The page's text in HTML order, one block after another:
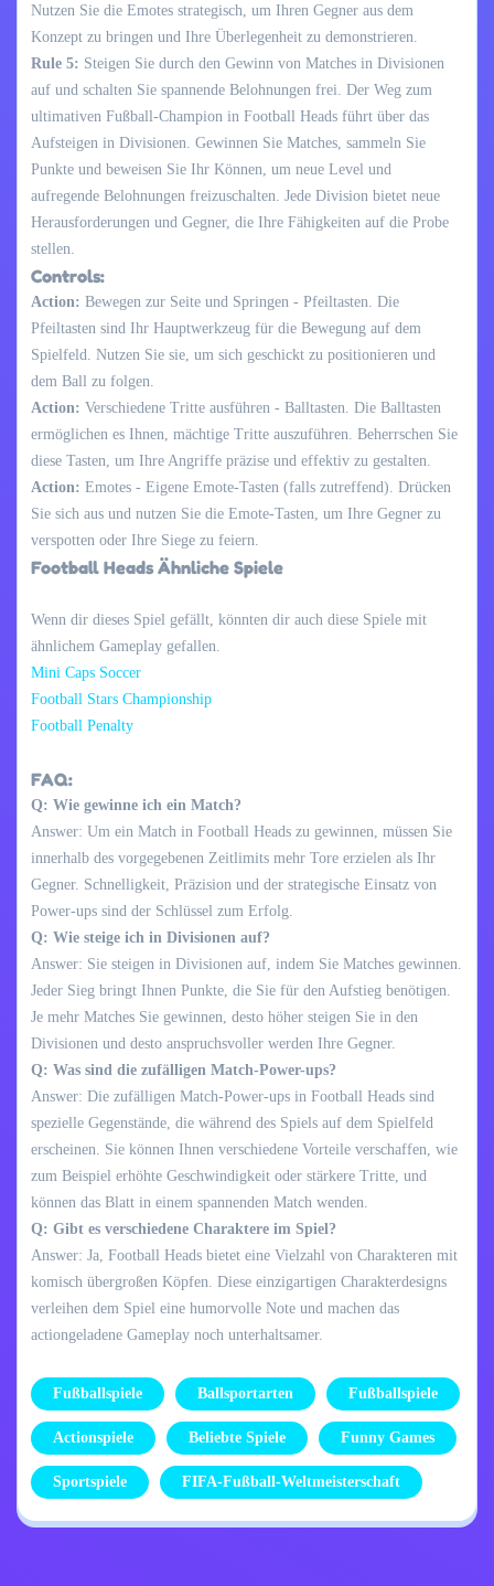
Nutzen Sie die Emotes strategisch, um Ihren Gegner aus dem
Konzept zu bringen und Ihre Überlegenheit zu demonstrieren.
Rule 5: Steigen Sie durch den Gewinn von Matches in Divisionen
auf und schalten Sie spannende Belohnungen frei. Der Weg zum
ultimativen Fußball-Champion in Football Heads führt über das
Aufsteigen in Divisionen. Gewinnen Sie Matches, sammeln Sie
Punkte und beweisen Sie Ihr Können, um neue Level und
aufregende Belohnungen freizuschalten. Jede Division bietet neue
Herausforderungen und Gegner, die Ihre Fähigkeiten auf die Probe
stellen.
Controls:
Action: Bewegen zur Seite und Springen - Pfeiltasten. Die
Pfeiltasten sind Ihr Hauptwerkzeug für die Bewegung auf dem
Spielfeld. Nutzen Sie sie, um sich geschickt zu positionieren und
dem Ball zu folgen.
Action: Verschiedene Tritte ausführen - Balltasten. Die Balltasten
ermöglichen es Ihnen, mächtige Tritte auszuführen. Beherrschen Sie
diese Tasten, um Ihre Angriffe präzise und effektiv zu gestalten.
Action: Emotes - Eigene Emote-Tasten (falls zutreffend). Drücken
Sie sich aus und nutzen Sie die Emote-Tasten, um Ihre Gegner zu
verspotten oder Ihre Siege zu feiern.
Football Heads Ähnliche Spiele
Wenn dir dieses Spiel gefällt, könnten dir auch diese Spiele mit
ähnlichem Gameplay gefallen.
Mini Caps Soccer
Football Stars Championship
Football Penalty
FAQ:
Q: Wie gewinne ich ein Match?
Answer: Um ein Match in Football Heads zu gewinnen, müssen Sie
innerhalb des vorgegebenen Zeitlimits mehr Tore erzielen als Ihr
Gegner. Schnelligkeit, Präzision und der strategische Einsatz von
Power-ups sind der Schlüssel zum Erfolg.
Q: Wie steige ich in Divisionen auf?
Answer: Sie steigen in Divisionen auf, indem Sie Matches gewinnen.
Jeder Sieg bringt Ihnen Punkte, die Sie für den Aufstieg benötigen.
Je mehr Matches Sie gewinnen, desto höher steigen Sie in den
Divisionen und desto anspruchsvoller werden Ihre Gegner.
Q: Was sind die zufälligen Match-Power-ups?
Answer: Die zufälligen Match-Power-ups in Football Heads sind
spezielle Gegenstände, die während des Spiels auf dem Spielfeld
erscheinen. Sie können Ihnen verschiedene Vorteile verschaffen, wie
zum Beispiel erhöhte Geschwindigkeit oder stärkere Tritte, und
können das Blatt in einem spannenden Match wenden.
Q: Gibt es verschiedene Charaktere im Spiel?
Answer: Ja, Football Heads bietet eine Vielzahl von Charakteren mit
komisch übergroßen Köpfen. Diese einzigartigen Charakterdesigns
verleihen dem Spiel eine humorvolle Note und machen das
actiongeladene Gameplay noch unterhaltsamer.
Fußballspiele Ballsportarten Fußballspiele
Actionspiele Beliebte Spiele Funny Games
Sportspiele FIFA-Fußball-Weltmeisterschaft